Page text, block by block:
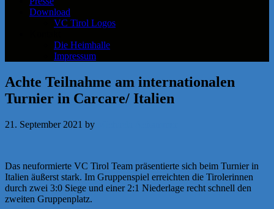
Download
VC Tirol Logos
Die Heimhalle
Impressum
Achte Teilnahme am internationalen
Turnier in Carcare/ Italien
21. September 2021 by
Das neuformierte VC Tirol Team präsentierte sich beim Turnier in
Italien äußerst stark. Im Gruppenspiel erreichten die Tirolerinnen
durch zwei 3:0 Siege und einer 2:1 Niederlage recht schnell den
zweiten Gruppenplatz.